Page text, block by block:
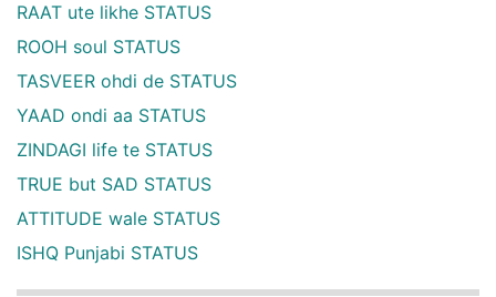
RAAT ute likhe STATUS
ROOH soul STATUS
TASVEER ohdi de STATUS
YAAD ondi aa STATUS
ZINDAGI life te STATUS
TRUE but SAD STATUS
ATTITUDE wale STATUS
ISHQ Punjabi STATUS